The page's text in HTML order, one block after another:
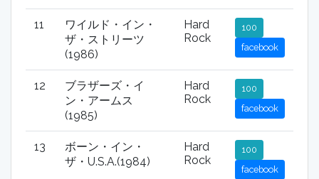
11
ワイルド・イン・
ザ・ストリーツ
(1986)
Hard
Rock
100
facebook
12
ブラザーズ・イ
ン・アームス
(1985)
Hard
Rock
100
facebook
13
ボーン・イン・
ザ・U.S.A.(1984)
Hard
Rock
100
facebook